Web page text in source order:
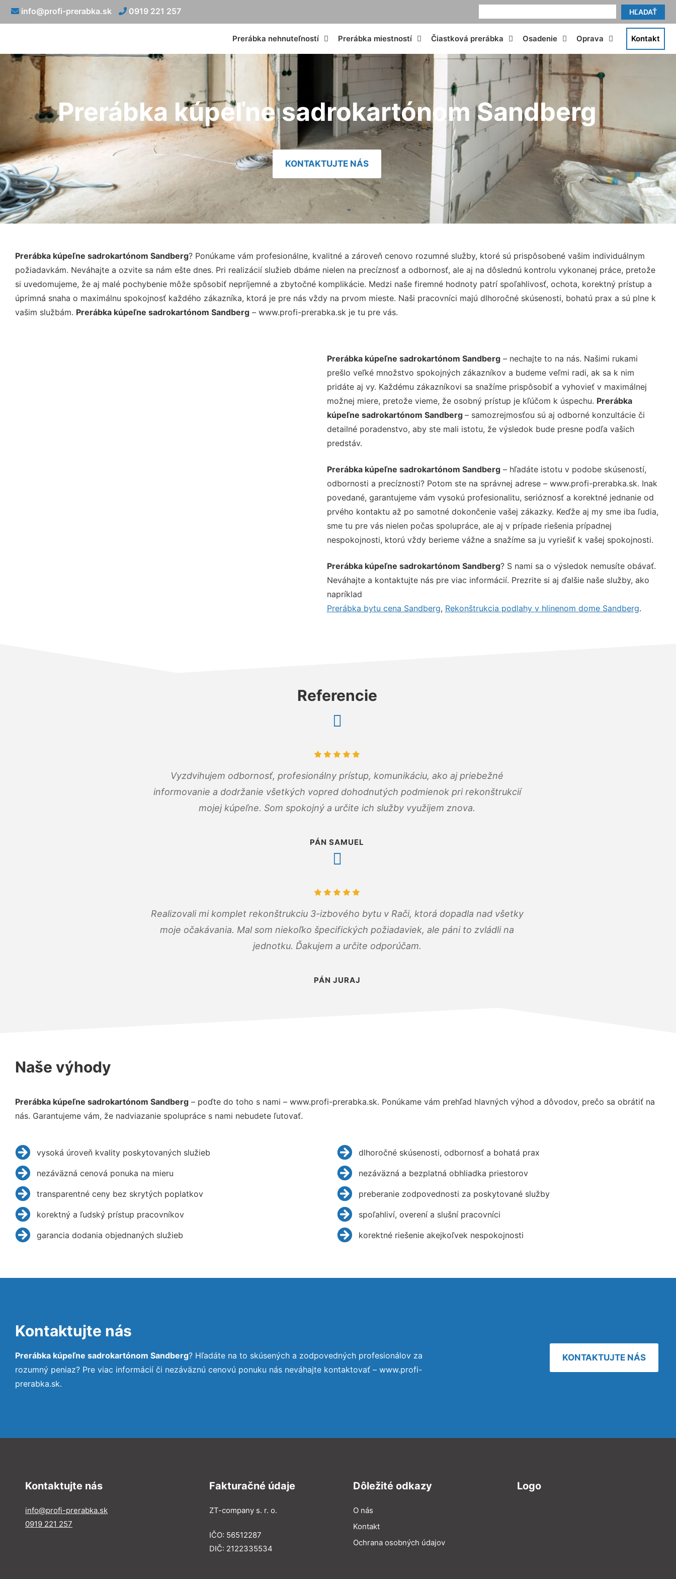
HĽADAŤ
info@profi-prerabka.sk 0919 221 257
Prerábka nehnuteľností Prerábka miestností Čiastková prerábka Osadenie Oprava Kontakt
Prerábka kúpeľne sadrokartónom Sandberg
KONTAKTUJTE NÁS
Prerábka kúpeľne sadrokartónom Sandberg? Ponúkame vám profesionálne, kvalitné a zároveň cenovo rozumné služby, ktoré sú prispôsobené vašim individuálnym
požiadavkám. Neváhajte a ozvite sa nám ešte dnes. Pri realizácií služieb dbáme nielen na precíznosť a odbornosť, ale aj na dôslednú kontrolu vykonanej práce, pretože
si uvedomujeme, že aj malé pochybenie môže spôsobiť nepríjemné a zbytočné komplikácie. Medzi naše firemné hodnoty patrí spoľahlivosť, ochota, korektný prístup a
úprimná snaha o maximálnu spokojnosť každého zákazníka, ktorá je pre nás vždy na prvom mieste. Naši pracovníci majú dlhoročné skúsenosti, bohatú prax a sú plne k
vašim službám. Prerábka kúpeľne sadrokartónom Sandberg – www.profi-prerabka.sk je tu pre vás.
Prerábka kúpeľne sadrokartónom Sandberg– nechajte to na nás. Našimi rukami
prešlo veľké množstvo spokojných zákazníkov a budeme veľmi radi, ak sa k nim
pridáte aj vy. Každému zákazníkovi sa snažíme prispôsobiť a vyhovieť v maximálnej
možnej miere, pretože vieme, že osobný prístup je kľúčom k úspechu. Prerábka
kúpeľne sadrokartónom Sandberg – samozrejmosťou sú aj odborné konzultácie či
detailné poradenstvo, aby ste mali istotu, že výsledok bude presne podľa vašich
predstáv.
Prerábka kúpeľne sadrokartónom Sandberg– hľadáte istotu v podobe skúseností,
odbornosti a precíznosti? Potom ste na správnej adrese – www.profi-prerabka.sk. Inak
povedané, garantujeme vám vysokú profesionalitu, serióznosť a korektné jednanie od
prvého kontaktu až po samotné dokončenie vašej zákazky. Keďže aj my sme iba ľudia,
sme tu pre vás nielen počas spolupráce, ale aj v prípade riešenia prípadnej
nespokojnosti, ktorú vždy berieme vážne a snažíme sa ju vyriešiť k vašej spokojnosti.
Prerábka kúpeľne sadrokartónom Sandberg? S nami sa o výsledok nemusíte obávať.
Neváhajte a kontaktujte nás pre viac informácií. Prezrite si aj ďalšie naše služby, ako
napríklad
Prerábka bytu cena Sandberg, Rekonštrukcia podlahy v hlinenom dome Sandberg.
Referencie
Vyzdvihujem odbornosť, profesionálny prístup, komunikáciu, ako aj priebežné
informovanie a dodržanie všetkých vopred dohodnutých podmienok pri rekonštrukcií
mojej kúpeľne. Som spokojný a určite ich služby využijem znova.
PÁN SAMUEL
Realizovali mi komplet rekonštrukciu 3-izbového bytu v Rači, ktorá dopadla nad všetky
moje očakávania. Mal som niekoľko špecifických požiadaviek, ale páni to zvládli na
jednotku. Ďakujem a určite odporúčam.
PÁN JURAJ
Naše výhody
Prerábka kúpeľne sadrokartónom Sandberg – poďte do toho s nami – www.profi-prerabka.sk. Ponúkame vám prehľad hlavných výhod a dôvodov, prečo sa obrátiť na
nás. Garantujeme vám, že nadviazanie spolupráce s nami nebudete ľutovať.
vysoká úroveň kvality poskytovaných služieb
nezáväzná cenová ponuka na mieru
transparentné ceny bez skrytých poplatkov
korektný a ľudský prístup pracovníkov
garancia dodania objednaných služieb
dlhoročné skúsenosti, odbornosť a bohatá prax
nezáväzná a bezplatná obhliadka priestorov
preberanie zodpovednosti za poskytované služby
spoľahliví, overení a slušní pracovníci
korektné riešenie akejkoľvek nespokojnosti
Kontaktujte nás
Prerábka kúpeľne sadrokartónom Sandberg? Hľadáte na to skúsených a zodpovedných profesionálov za
rozumný peniaz? Pre viac informácií či nezáväznú cenovú ponuku nás neváhajte kontaktovať – www.profi-
prerabka.sk.
KONTAKTUJTE NÁS
Kontaktujte nás
info@profi-prerabka.sk
0919 221 257
Fakturačné údaje
ZT-company s. r. o.
IČO: 56512287
DIČ: 2122335534
Dôležité odkazy
O nás
Kontakt
Ochrana osobných údajov
Logo